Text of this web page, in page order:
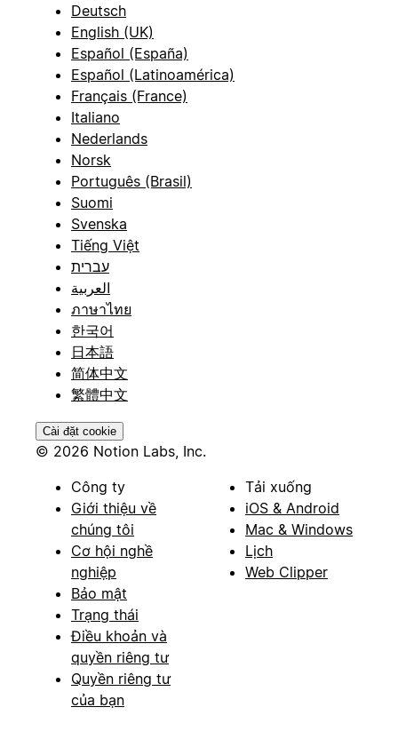
Deutsch
English (UK)
Español (España)
Español (Latinoamérica)
Français (France)
Italiano
Nederlands
Norsk
Português (Brasil)
Suomi
Svenska
Tiếng Việt
עברית
العربية
ภาษาไทย
한국어
日本語
简体中文
繁體中文
Cài đặt cookie
© 2026 Notion Labs, Inc.
Công ty
Giới thiệu về
chúng tôi
Cơ hội nghề
nghiệp
Bảo mật
Trạng thái
Điều khoản và
quyền riêng tư
Quyền riêng tư
của bạn
Tải xuống
iOS & Android
Mac & Windows
Lịch
Web Clipper